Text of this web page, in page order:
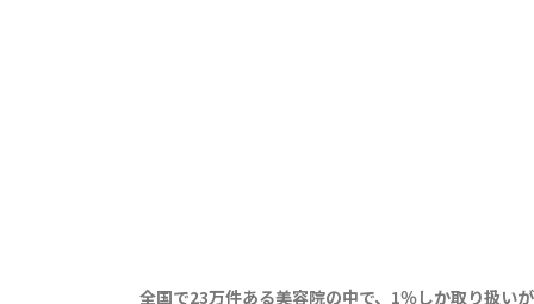
全国で23万件ある美容院の中で、1％しか取り扱い